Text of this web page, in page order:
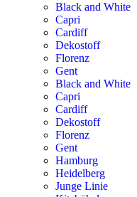
Black and White
Capri
Cardiff
Dekostoff
Florenz
Gent
Black and White
Capri
Cardiff
Dekostoff
Florenz
Gent
Hamburg
Heidelberg
Junge Linie